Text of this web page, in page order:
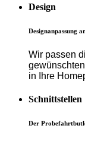
Design
Designanpassung
Wir passen
in Ihre
Schnittstellen
Der